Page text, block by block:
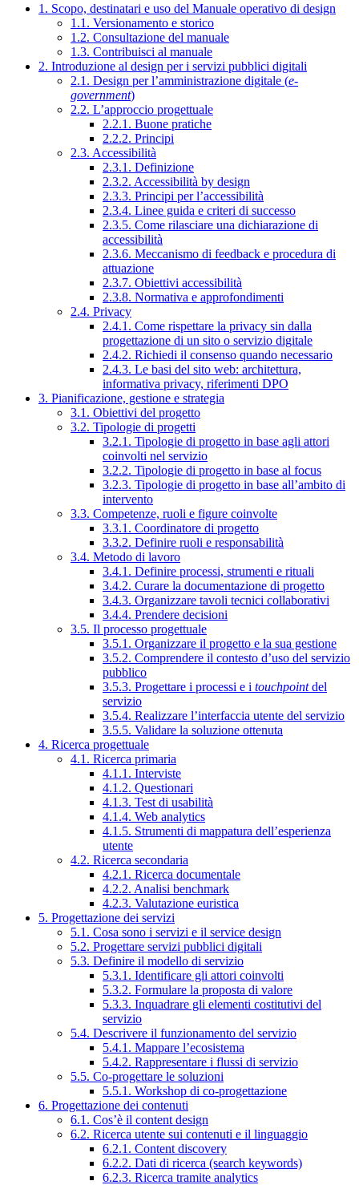
1. Scopo, destinatari e uso del Manuale operativo di design
1.1. Versionamento e storico
1.2. Consultazione del manuale
1.3. Contribuisci al manuale
2. Introduzione al design per i servizi pubblici digitali
2.1. Design per l’amministrazione digitale (e-
government)
2.2. L’approccio progettuale
2.2.1. Buone pratiche
2.2.2. Principi
2.3. Accessibilità
2.3.1. Definizione
2.3.2. Accessibilità by design
2.3.3. Principi per l’accessibilità
2.3.4. Linee guida e criteri di successo
2.3.5. Come rilasciare una dichiarazione di
accessibilità
2.3.6. Meccanismo di feedback e procedura di
attuazione
2.3.7. Obiettivi accessibilità
2.3.8. Normativa e approfondimenti
2.4. Privacy
2.4.1. Come rispettare la privacy sin dalla
progettazione di un sito o servizio digitale
2.4.2. Richiedi il consenso quando necessario
2.4.3. Le basi del sito web: architettura,
informativa privacy, riferimenti DPO
3. Pianificazione, gestione e strategia
3.1. Obiettivi del progetto
3.2. Tipologie di progetti
3.2.1. Tipologie di progetto in base agli attori
coinvolti nel servizio
3.2.2. Tipologie di progetto in base al focus
3.2.3. Tipologie di progetto in base all’ambito di
intervento
3.3. Competenze, ruoli e figure coinvolte
3.3.1. Coordinatore di progetto
3.3.2. Definire ruoli e responsabilità
3.4. Metodo di lavoro
3.4.1. Definire processi, strumenti e rituali
3.4.2. Curare la documentazione di progetto
3.4.3. Organizzare tavoli tecnici collaborativi
3.4.4. Prendere decisioni
3.5. Il processo progettuale
3.5.1. Organizzare il progetto e la sua gestione
3.5.2. Comprendere il contesto d’uso del servizio
pubblico
3.5.3. Progettare i processi e i touchpointdel
servizio
3.5.4. Realizzare l’interfaccia utente del servizio
3.5.5. Validare la soluzione ottenuta
4. Ricerca progettuale
4.1. Ricerca primaria
4.1.1. Interviste
4.1.2. Questionari
4.1.3. Test di usabilità
4.1.4. Web analytics
4.1.5. Strumenti di mappatura dell’esperienza
utente
4.2. Ricerca secondaria
4.2.1. Ricerca documentale
4.2.2. Analisi benchmark
4.2.3. Valutazione euristica
5. Progettazione dei servizi
5.1. Cosa sono i servizi e il service design
5.2. Progettare servizi pubblici digitali
5.3. Definire il modello di servizio
5.3.1. Identificare gli attori coinvolti
5.3.2. Formulare la proposta di valore
5.3.3. Inquadrare gli elementi costitutivi del
servizio
5.4. Descrivere il funzionamento del servizio
5.4.1. Mappare l’ecosistema
5.4.2. Rappresentare i flussi di servizio
5.5. Co-progettare le soluzioni
5.5.1. Workshop di co-progettazione
6. Progettazione dei contenuti
6.1. Cos’è il content design
6.2. Ricerca utente sui contenuti e il linguaggio
6.2.1. Content discovery
6.2.2. Dati di ricerca (search keywords)
6.2.3. Ricerca tramite analytics